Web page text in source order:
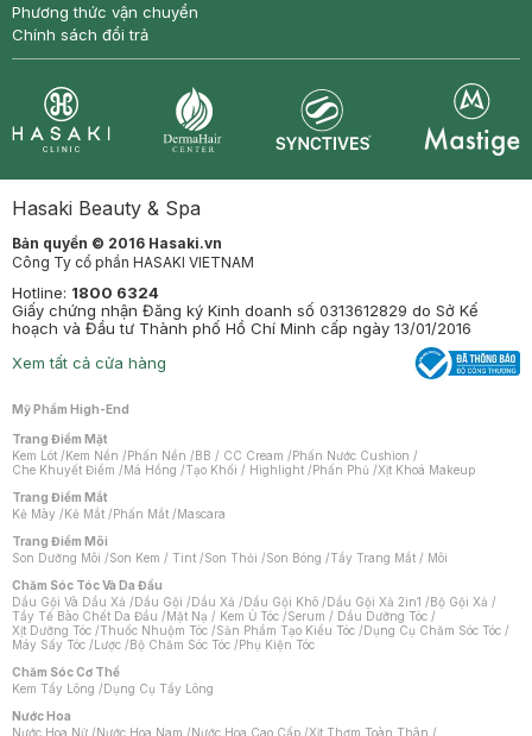
Phương thức vận chuyển
Chính sách đổi trả
Hasaki Beauty & Spa
Bản quyền © 2016 Hasaki.vn
Công Ty cổ phần HASAKI VIETNAM
Hotline: 1800 6324
Giấy chứng nhận Đăng ký Kinh doanh số 0313612829 do Sở Kế
hoạch và Đầu tư Thành phố Hồ Chí Minh cấp ngày 13/01/2016
Xem tất cả cửa hàng
Mỹ Phẩm High-End
Trang Điểm Mặt
Kem Lót /Kem Nền /Phấn Nền /BB / CC Cream /Phấn Nước Cushion /
Che Khuyết Điểm /Má Hồng /Tạo Khối / Highlight /Phấn Phủ /Xịt Khoá Makeup
Trang Điểm Mắt
Kẻ Mày /Kẻ Mắt /Phấn Mắt /Mascara
Trang Điểm Môi
Son Dưỡng Môi /Son Kem / Tint /Son Thỏi /Son Bóng /Tẩy Trang Mắt / Môi
Chăm Sóc Tóc Và Da Đầu
Dầu Gội Và Dầu Xả /Dầu Gội /Dầu Xả /Dầu Gội Khô /Dầu Gội Xả 2in1 /Bộ Gội Xả /
Tẩy Tế Bào Chết Da Đầu /Mặt Nạ / Kem Ủ Tóc /Serum / Dầu Dưỡng Tóc /
Xịt Dưỡng Tóc /Thuốc Nhuộm Tóc /Sản Phẩm Tạo Kiểu Tóc /Dụng Cụ Chăm Sóc Tóc /
Máy Sấy Tóc /Lược /Bộ Chăm Sóc Tóc /Phụ Kiện Tóc
Chăm Sóc Cơ Thể
Kem Tẩy Lông /Dụng Cụ Tẩy Lông
Nước Hoa
Nước Hoa Nữ /Nước Hoa Nam /Nước Hoa Cao Cấp /Xịt Thơm Toàn Thân /